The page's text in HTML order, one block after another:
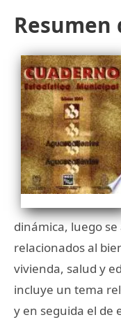
dinámica, luego
relacionados al
vivienda, salud y
incluye un tema
y en seguida el de